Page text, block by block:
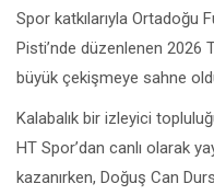
Spor katkılarıyla Ortadoğu
Pisti’nde düzenlenen 2026
büyük çekişmeye sahne
Kalabalık bir izleyici
HT Spor’dan canlı olarak
kazanırken, Doğuş Can